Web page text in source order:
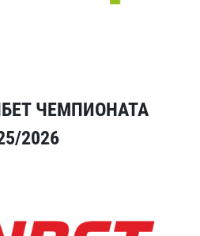
ЧЕМПИОНАТА
2026